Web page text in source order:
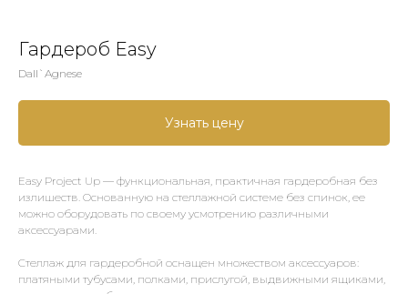
Гардероб Easy
Dall`Agnese
Узнать цену
Easy Project Up — функциональная, практичная гардеробная без
излишеств. Основанную на стеллажной системе без спинок, ее
можно оборудовать по своему усмотрению различными
аксессуарами.
Стеллаж для гардеробной оснащен множеством аксессуаров:
платяными тубусами, полками, прислугой, выдвижными ящиками,